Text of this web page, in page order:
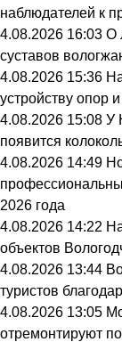
наблюдателей к
4.08.2026 16:03 О
суставов
4.08.2026 15:36
устройству опор
4.08.2026 15:08 У
появится
4.08.2026 14:49
2026 года
4.08.2026 14:22
объектов
4.08.2026 13:44
туристов
4.08.2026 13:05
отремонтируют